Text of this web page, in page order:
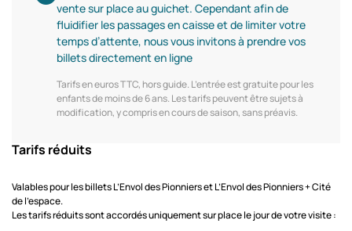
vente sur place au guichet. Cependant afin de
fluidifier les passages en caisse et de limiter votre
temps d’attente, nous vous invitons à prendre vos
billets directement en ligne
Tarifs en euros TTC, hors guide. L’entrée est gratuite pour les
enfants de moins de 6 ans. Les tarifs peuvent être sujets à
modification, y compris en cours de saison, sans préavis.
Tarifs réduits
Valables pour les billets L’Envol des Pionniers et L’Envol des Pionniers + Cité
de l’espace.
Les tarifs réduits sont accordés uniquement sur place le jour de votre visite :